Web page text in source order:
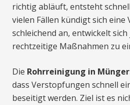
richtig abläuft, entsteht
vielen Fällen kündigt sich
schleichend an, entwickelt
rechtzeitige Maßnahmen zu
Die Rohrreinigung in
dass Verstopfungen schnell
beseitigt werden. Ziel ist es